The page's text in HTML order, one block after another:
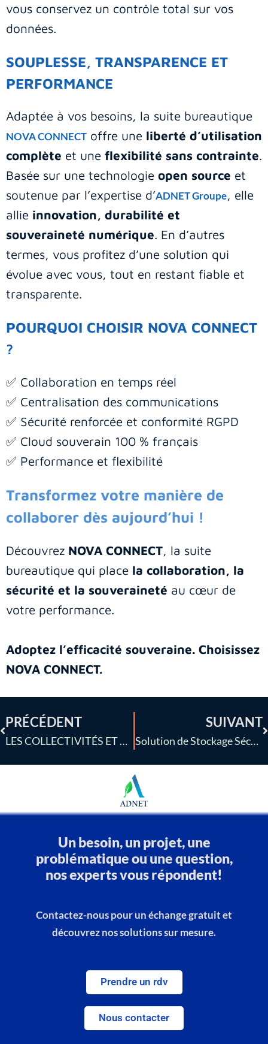
vous conservez un contrôle total sur vos
données.
SOUPLESSE, TRANSPARENCE ET
PERFORMANCE
Adaptée à vos besoins, la suite bureautique
NOVA CONNECT offre une liberté d’utilisation
complète et une flexibilité sans contrainte.
Basée sur une technologie open source et
soutenue par l’expertise d’ADNET Groupe, elle
allie innovation, durabilité et
souveraineté numérique. En d’autres
termes, vous profitez d’une solution qui
évolue avec vous, tout en restant fiable et
transparente.
POURQUOI CHOISIR NOVA CONNECT
?
✅ Collaboration en temps réel
✅ Centralisation des communications
✅ Sécurité renforcée et conformité RGPD
✅ Cloud souverain 100 % français
✅ Performance et flexibilité
Transformez votre manière de
collaborer dès aujourd’hui !
Découvrez NOVA CONNECT , la suite
bureautique qui place la collaboration, la
sécurité et la souveraineté au cœur de
votre performance.
Adoptez l’efficacité souveraine. Choisissez
NOVA CONNECT.
PRÉCÉDENT
LES COLLECTIVITÉS ET PME FACE AUX CYBERMENACES : POURQUOI LA VIGILANCE DOIT DEVENIR UNE PRIORITÉ
SUIVANT
Solution de Stockage Sécurisé | NOVA CONNECT : Le coffre-fort digital collaboratif français
Un besoin, un projet, une
problématique ou une question,
nos experts vous répondent!
Contactez-nous pour un échange gratuit et
découvrez nos solutions sur mesure.
Prendre un rdv
Nous contacter